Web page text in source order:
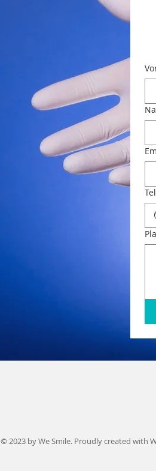
© 2023 by We Smile. Proudly created with